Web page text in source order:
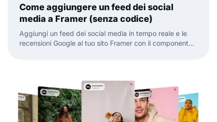
Come aggiungere un feed dei social
media a Framer (senza codice)
Aggiungi un feed dei social media in tempo reale e le
recensioni Google al tuo sito Framer con il componente